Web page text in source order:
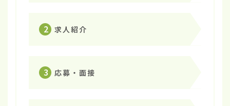
2 求人紹介
3 応募・面接